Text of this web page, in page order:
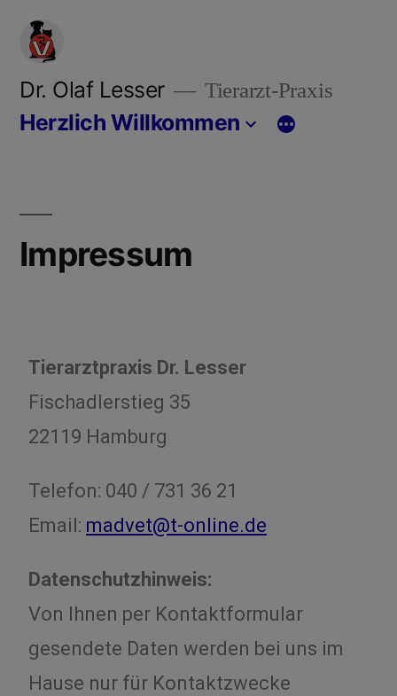
Dr. Olaf Lesser Tierarzt-Praxis
Herzlich Willkommen
Impressum
Tierarztpraxis Dr. Lesser
Fischadlerstieg 35
22119 Hamburg
Telefon: 040 / 731 36 21
Email: madvet@t-online.de
Datenschutzhinweis:
Von Ihnen per Kontaktformular
gesendete Daten werden bei uns im
Hause nur für Kontaktzwecke